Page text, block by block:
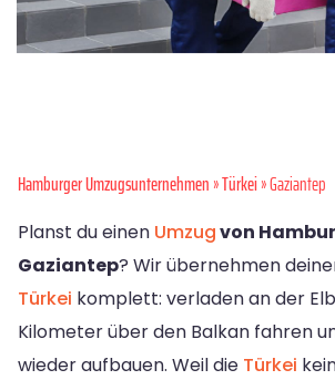
Hamburger Umzugsunternehmen»Türkei» Gaziantep
Planst du einen Umzugvon
Gaziantep? Wir übernehmen
Türkei komplett: verladen an der
Kilometer über den Balkan fahren
wieder aufbauen. Weil die Türkei